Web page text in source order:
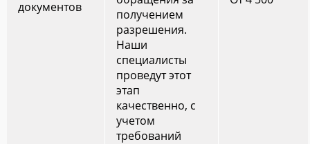
документов
получением
разрешения.
Наши
специалисты
проведут этот
этап
качественно, с
учетом
требований